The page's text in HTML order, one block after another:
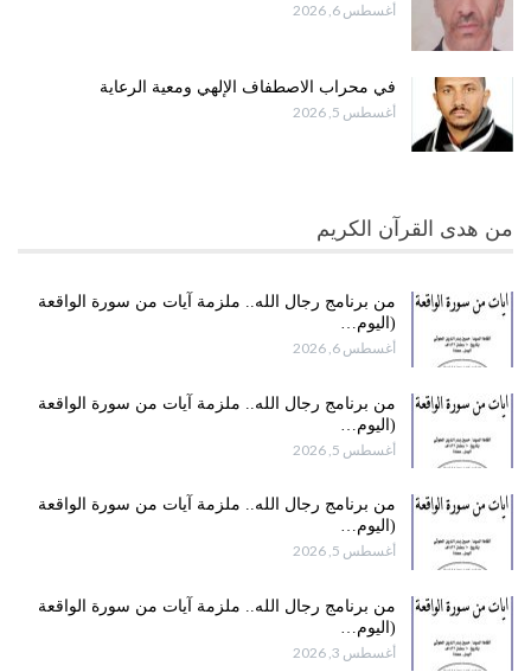
أغسطس 6, 2026
في محراب الاصطفاف الإلهي ومعية الرعاية
أغسطس 5, 2026
من هدى القرآن الكريم
من برنامج رجال الله.. ملزمة آيات من سورة الواقعة
(اليوم…
أغسطس 6, 2026
من برنامج رجال الله.. ملزمة آيات من سورة الواقعة
(اليوم…
أغسطس 5, 2026
من برنامج رجال الله.. ملزمة آيات من سورة الواقعة
(اليوم…
أغسطس 5, 2026
من برنامج رجال الله.. ملزمة آيات من سورة الواقعة
(اليوم…
أغسطس 3, 2026